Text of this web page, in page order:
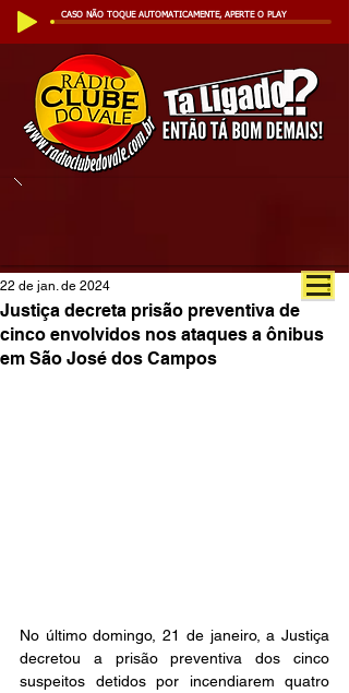
CASO NÃO TOQUE AUTOMATICAMENTE, APERTE O PLAY
Justiça decreta prisão preventiva de
cinco envolvidos nos ataques a ônibus
em São José dos Campos
22 de jan. de 2024
No último domingo, 21 de janeiro, a Justiça
decretou a prisão preventiva dos cinco
suspeitos detidos por incendiarem quatro